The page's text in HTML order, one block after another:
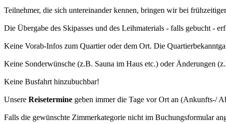
Teilnehmer, die sich untereinander kennen, bringen wir bei
Die Übergabe des Skipasses und des Leihmaterials - falls gebucht -
Keine Vorab-Infos zum Quartier oder dem Ort. Die
Keine Sonderwünsche (z.B. Sauna im Haus etc.) oder Änderungen
Keine Busfahrt hinzubuchbar!
Unsere Reisetermine geben immer die Tage vor Ort an (Ankunfts-/
Falls die gewünschte Zimmerkategorie nicht im Buchungsformular